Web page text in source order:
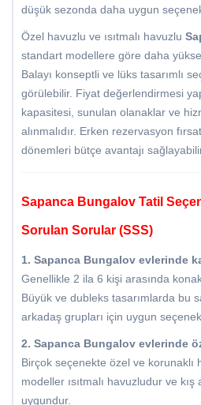
düşük sezonda daha uygun
Özel havuzlu ve ısıtmalı havuzlu
standart modellere göre daha
Balayı konseptli ve lüks tasarımlı
görülebilir. Fiyat değerlendirmesi
kapasitesi, sunulan olanaklar ve
alınmalıdır. Erken rezervasyon
dönemleri bütçe avantajı
Sapanca Bungalov Tatil
Sorulan Sorular (SSS)
1. Sapanca Bungalov evlerinde
Genellikle 2 ila 6 kişi arasında
Büyük ve dubleks tasarımlarda bu
arkadaş grupları için uygun
2. Sapanca Bungalov evlerinde
Birçok seçenekte özel ve korunaklı
modeller ısıtmalı havuzludur ve kış
uygundur.